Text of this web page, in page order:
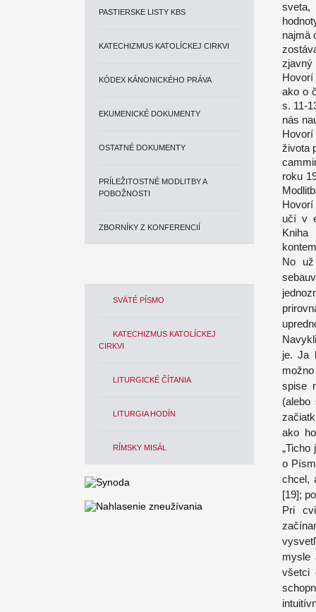
PASTIERSKE LISTY KBS
KATECHIZMUS KATOLÍCKEJ CIRKVI
KÓDEX KÁNONICKÉHO PRÁVA
EKUMENICKÉ DOKUMENTY
OSTATNÉ DOKUMENTY
PRÍLEŽITOSTNÉ MODLITBY A
POBOŽNOSTI
ZBORNÍKY Z KONFERENCIÍ
SVÄTÉ PÍSMO
KATECHIZMUS KATOLÍCKEJ
CIRKVI
LITURGICKÉ ČÍTANIA
LITURGIA HODÍN
RÍMSKY MISÁL
sveta,
najmä
ako o
s. 11-
nás
života
roku
Hovorí
učí v
No
je. Ja
spise
(alebo
ako
o
chcel,
[19];
Pri
mysle
všetci